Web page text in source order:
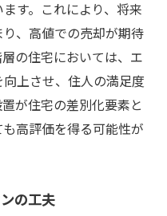
す。これにより、将来
、高値での売却が期待
の住宅においては、エ
上させ、住人の満足度
が住宅の差別化要素と
高評価を得る可能性が
の工夫